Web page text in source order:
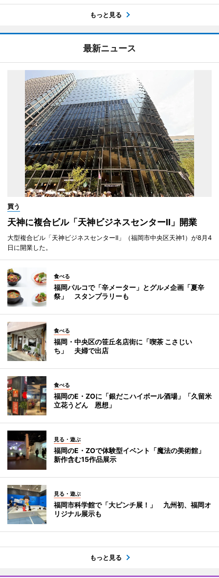
もっと見る
最新ニュース
買う
天神に複合ビル「天神ビジネスセンターII」開業
大型複合ビル「天神ビジネスセンターII」（福岡市中央区天神1）が8月4
日に開業した。
食べる
福岡パルコで「辛メーター」とグルメ企画「夏辛
祭」 スタンプラリーも
食べる
福岡・中央区の笹丘名店街に「喫茶 こさじい
ち」 夫婦で出店
食べる
福岡のE・ZOに「銀だこハイボール酒場」「久留米
立花うどん 恩想」
見る・遊ぶ
福岡のE・ZOで体験型イベント「魔法の美術館」
新作含む15作品展示
見る・遊ぶ
福岡市科学館で「大ピンチ展！」 九州初、福岡オ
リジナル展示も
もっと見る